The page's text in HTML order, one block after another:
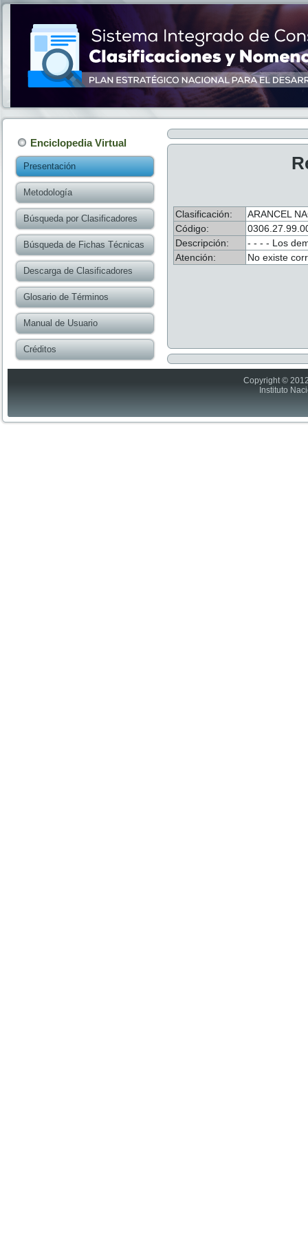
Enciclopedia Virtual
Presentación
Metodología
Búsqueda por Clasificadores
Búsqueda de Fichas Técnicas
Descarga de Clasificadores
Glosario de Términos
Manual de Usuario
Créditos
Clasificación:
ARANCEL
Código:
Descripción:
- - - - Los
Atención:
No existe
Copyright ©
Instituto